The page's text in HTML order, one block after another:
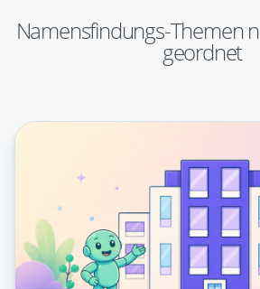
Namensfindungs-Themen
geordnet